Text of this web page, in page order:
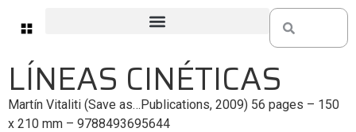
LÍNEAS CINÉTICAS
Martín Vitaliti (Save as…Publications, 2009) 56 pages – 150
x 210 mm – 9788493695644